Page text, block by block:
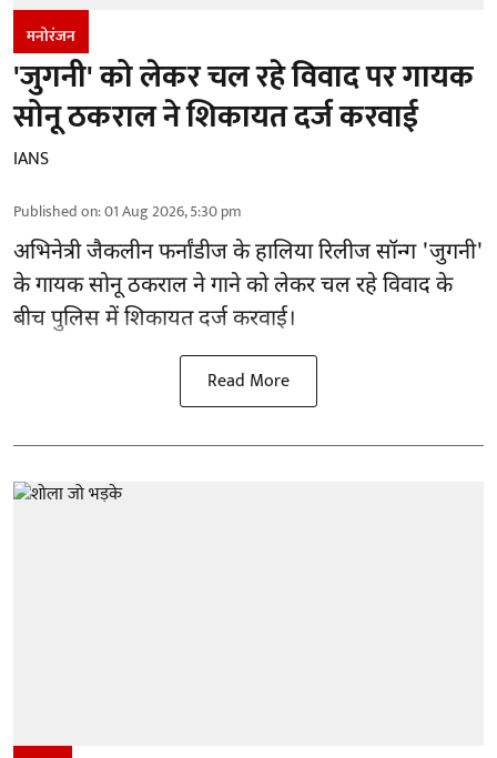
मनोरंजन
'जुगनी' को लेकर चल रहे विवाद पर गायक
सोनू ठकराल ने शिकायत दर्ज करवाई
IANS
Published on:01 Aug 2026, 5:30 pm
अभिनेत्री जैकलीन फर्नांडीज के हालिया रिलीज सॉन्ग 'जुगनी'
के गायक सोनू ठकराल ने गाने को लेकर चल रहे विवाद के
बीच पुलिस में शिकायत दर्ज करवाई।
Read More